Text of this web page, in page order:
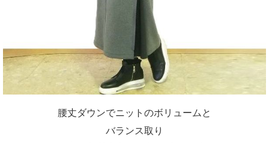
腰丈ダウンでニットのボリュームと
バランス取り